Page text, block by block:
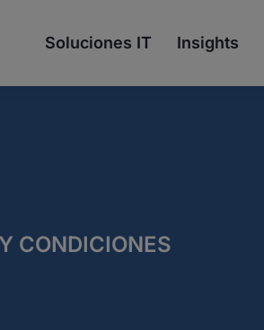
Soluciones IT Insights
CONDICIONES